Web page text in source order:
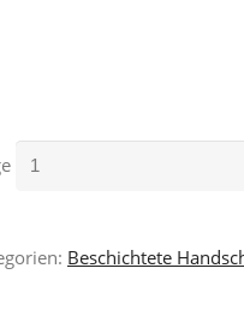
Beschichtete